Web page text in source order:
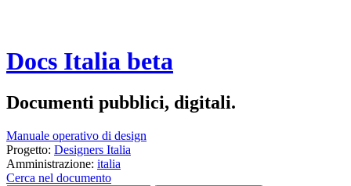
Docs Italia beta
Documenti pubblici, digitali.
Manuale operativo di design
Progetto: Designers Italia
Amministrazione: italia
Cerca nel documento